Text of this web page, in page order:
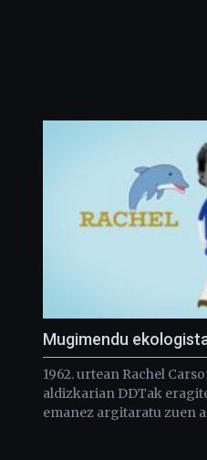
Mugimendu
1962. urtean Rachel
aldizkarian DDTak
emanez argitaratu zuen